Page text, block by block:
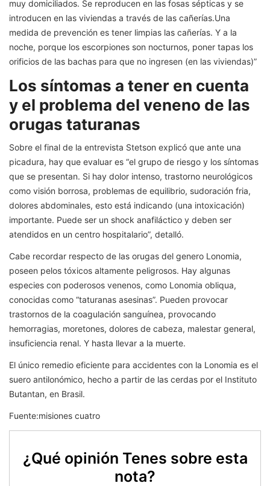
muy domiciliados. Se reproducen en las fosas sépticas y se
introducen en las viviendas a través de las cañerías.Una
medida de prevención es tener limpias las cañerías. Y a la
noche, porque los escorpiones son nocturnos, poner tapas los
orificios de las bachas para que no ingresen (en las viviendas)”
Los síntomas a tener en cuenta
y el problema del veneno de las
orugas taturanas
Sobre el final de la entrevista Stetson explicó que ante una
picadura, hay que evaluar es “el grupo de riesgo y los síntomas
que se presentan. Si hay dolor intenso, trastorno neurológicos
como visión borrosa, problemas de equilibrio, sudoración fria,
dolores abdominales, esto está indicando (una intoxicación)
importante. Puede ser un shock anafiláctico y deben ser
atendidos en un centro hospitalario”, detalló.
Cabe recordar respecto de las orugas del genero Lonomia,
poseen pelos tóxicos altamente peligrosos. Hay algunas
especies con poderosos venenos, como Lonomia obliqua,
conocidas como “taturanas asesinas”. Pueden provocar
trastornos de la coagulación sanguínea, provocando
hemorragias, moretones, dolores de cabeza, malestar general,
insuficiencia renal. Y hasta llevar a la muerte.
El único remedio eficiente para accidentes con la Lonomia es el
suero antilonómico, hecho a partir de las cerdas por el Instituto
Butantan, en Brasil.
Fuente:misiones cuatro
¿Qué opinión Tenes sobre esta
nota?